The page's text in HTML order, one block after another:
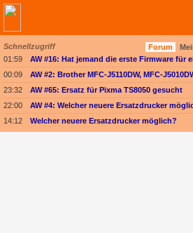
Schnellzugriff Forum
01:59
AW #16: Hat jemand die erste Firmware für
00:09
23:32
AW #65: Ersatz für Pixma TS8050 gesucht
22:00
AW #4: Welcher neuere Ersatzdrucker
14:12
Welcher neuere Ersatzdrucker möglich?
Angebote werden